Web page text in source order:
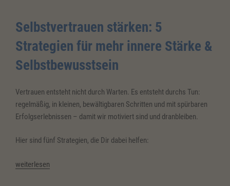
Selbstvertrauen stärken: 5
Strategien für mehr innere Stärke &
Selbstbewusstsein
Vertrauen entsteht nicht durch Warten. Es entsteht durchs Tun:
regelmäßig, in kleinen, bewältigbaren Schritten und mit spürbaren
Erfolgserlebnissen – damit wir motiviert sind und dranbleiben.
Hier sind fünf Strategien, die Dir dabei helfen:
„Selbstvertrauen
weiterlesen